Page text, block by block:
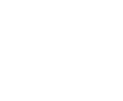
est de proposer
plantes médicinales
et dotées de
plante est une